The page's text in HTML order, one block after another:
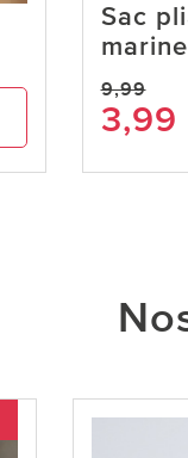
Sac
marine
9,99
3,99